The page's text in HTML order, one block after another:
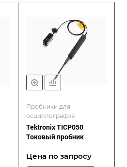
Пробники для
осциллографов
Tektronix TICP050
Токовый пробник
Цена по запросу